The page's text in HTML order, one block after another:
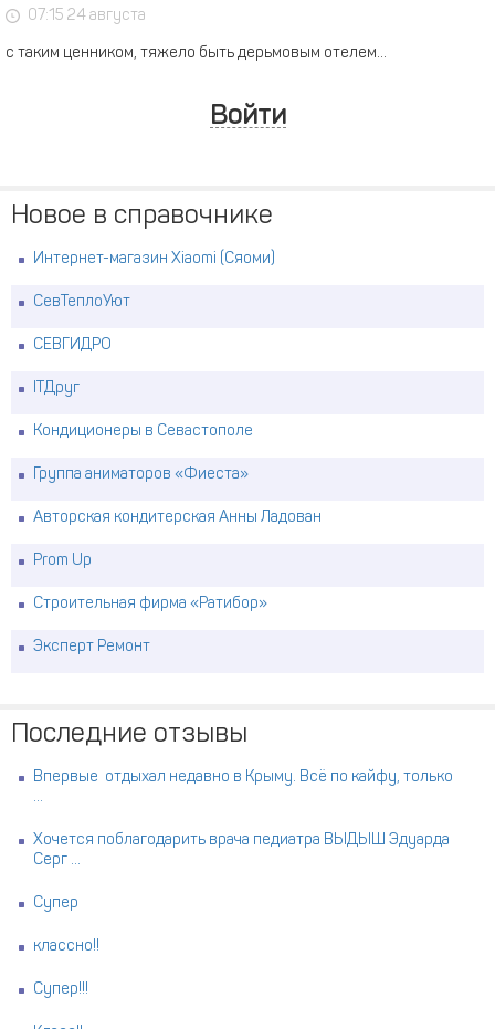
07:15 24 августа
с таким ценником, тяжело быть дерьмовым отелем...
Войти
Новое в справочнике
Интернет-магазин Xiaomi (Сяоми)
СевТеплоУют
СЕВГИДРО
ITДруг
Кондиционеры в Севастополе
Группа аниматоров «Фиеста»
Авторская кондитерская Анны Ладован
Prom Up
Строительная фирма «Ратибор»
Эксперт Ремонт
Последние отзывы
Впервые отдыхал недавно в Крыму. Всё по кайфу, только
...
Хочется поблагодарить врача педиатра ВЫДЫШ Эдуарда
Серг ...
Супер
классно!!
Супер!!!